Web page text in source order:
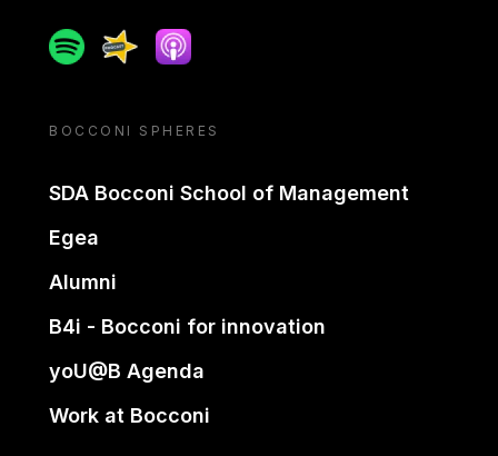
SpotifySpreakerApple podcast
BOCCONI SPHERES
SDA Bocconi School of Management
Egea
Alumni
B4i - Bocconi for innovation
yoU@B Agenda
Work at Bocconi